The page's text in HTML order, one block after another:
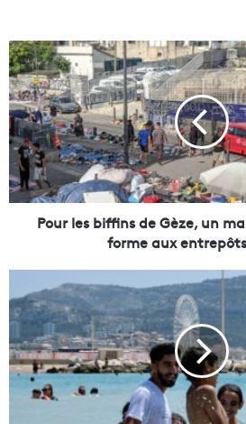
P
o
u
r
l
e
s
b
i
d
e
G
è
z
e
Pour les biffins de Gèze, un
forme aux
i
d
é
o
|
M